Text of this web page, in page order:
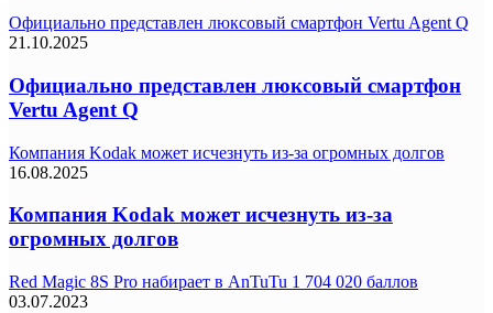
Официально представлен люксовый смартфон Vertu Agent Q
21.10.2025
Официально представлен люксовый смартфон
Vertu Agent Q
Компания Kodak может исчезнуть из-за огромных долгов
16.08.2025
Компания Kodak может исчезнуть из-за
огромных долгов
Red Magic 8S Pro набирает в AnTuTu 1 704 020 баллов
03.07.2023